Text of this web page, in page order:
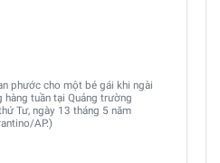
phước cho một bé gái khi ngài
tuần tại Quảng trường
Tư, ngày 13 tháng 5 năm
AP.)